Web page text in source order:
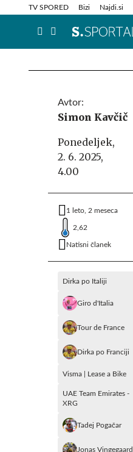
TV SPORED Bizi Najdi.si
Info in obvestila
Avtor:
Simon Kavčič
Ponedeljek,
2. 6. 2025,
4.00
1 leto, 2 meseca
2,62
Natisni članek
Dirka po Italiji
Giro d'Italia
Tour de France
Dirka po Franciji
Visma | Lease a Bike
UAE Team Emirates -
XRG
Tadej Pogačar
Jonas Vingegaard